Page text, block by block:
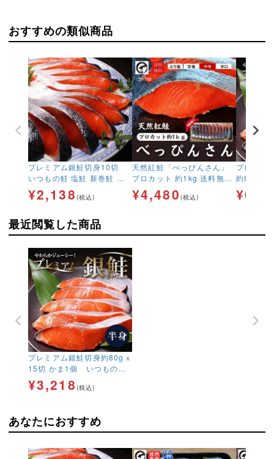
おすすめの類似商品
プレミアム銀鮭切身10切
いつもの鮭 塩鮭 新巻鮭 さ
け サケ しゃけ
¥2,138 (税込)
天然紅鮭「べっぴんさん」
プロカット 約1kg 送料無料
ロシア産 塩鮭 新巻鮭 鮭好
き 鮭の贈り物
¥4,480 (税込)
プレミア
約80ｇ
つもの鮭
サケ しゃ
¥
最近閲覧した商品
プレミアム銀鮭切身約80gｘ
15切 かま1個 いつもの鮭
塩鮭 新巻鮭 さけ サケ しゃ
け
¥3,218 (税込)
あなたにおすすめ